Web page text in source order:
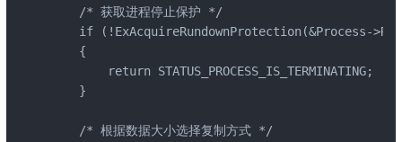
    /* 获取进程停止保护 */
if (!ExAcquireRundownProtection(&Process-
    {
        return STATUS_PROCESS_IS_TERMINATING;
    }
    /* 根据数据大小选择复制方式 */